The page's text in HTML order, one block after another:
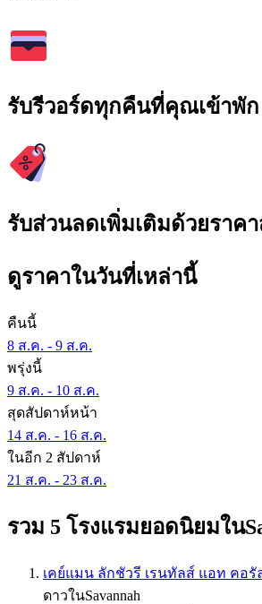
รับรีวอร์ดทุกคืนที่คุณเข้าพัก
รับส่วนลดเพิ่มเติมด้วยราค
ดูราคาในวันที่เหล่านี้
คืนนี้
8 ส.ค. - 9 ส.ค.
พรุ่งนี้
9 ส.ค. - 10 ส.ค.
สุดสัปดาห์หน้า
14 ส.ค. - 16 ส.ค.
ในอีก 2 สัปดาห์
21 ส.ค. - 23 ส.ค.
รวม 5 โรงแรมยอดนิยมใน
เคย์แมน ลักชัวรี เรนทัลส์ แอท คอรั
ดาวในSavannah